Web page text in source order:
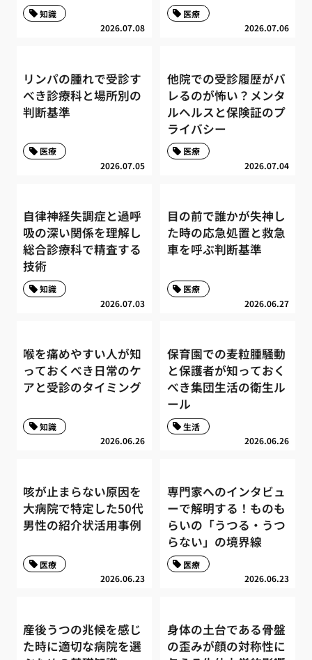
2026.07.08
知識
2026.07.06
医療
リンパの腫れで受診す
べき診療科と場所別の
判断基準
2026.07.05
医療
他院での受診履歴がバ
レるのが怖い？メンタ
ルヘルスと保険証のプ
ライバシー
2026.07.04
医療
自律神経失調症と過呼
吸の深い関係を理解し
総合診療科で精査する
技術
2026.07.03
知識
目の前で誰かが失神し
た時の応急処置と救急
車を呼ぶ判断基準
2026.06.27
医療
喉を痛めやすい人が知
っておくべき日常のケ
アと受診のタイミング
2026.06.26
知識
保育園での麦粒腫騒動
と保護者が知っておく
べき集団生活の衛生ル
ール
2026.06.26
生活
咳が止まらない原因を
大病院で特定した50代
男性の紹介状活用事例
2026.06.23
医療
専門家へのインタビュ
ーで解明する！ものも
らいの「うつる・うつ
らない」の境界線
2026.06.23
医療
産後うつの兆候を感じ
た時に適切な病院を選
身体の土台である骨盤
の歪みが顔の対称性に